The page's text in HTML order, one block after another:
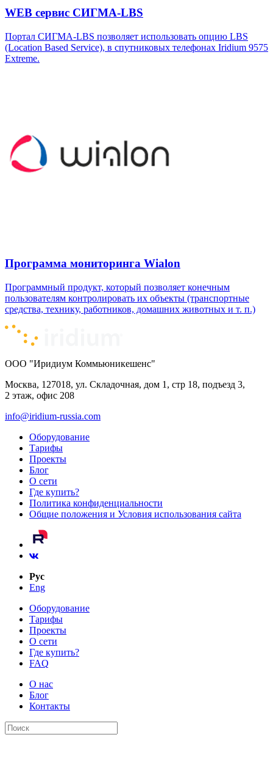
WEB сервис СИГМА-LBS
Портал СИГМА-LBS позволяет использовать опцию LBS
(Location Based Service), в спутниковых телефонах Iridium 9575
Extreme.
Программа мониторинга Wialon
Программный продукт, который позволяет конечным
пользователям контролировать их объекты (транспортные
средства, технику, работников, домашних животных и т. п.)
ООО "Иридиум Коммьюникешенс"
Москва, 127018, ул. Складочная, дом 1, стр 18, подъезд 3,
2 этаж, офис 208
info@iridium-russia.com
Оборудование
Тарифы
Проекты
Блог
О сети
Где купить?
Политика конфиденциальности
Общие положения и Условия использования сайта
Рус
Eng
Оборудование
Тарифы
Проекты
О сети
Где купить?
FAQ
О нас
Блог
Контакты